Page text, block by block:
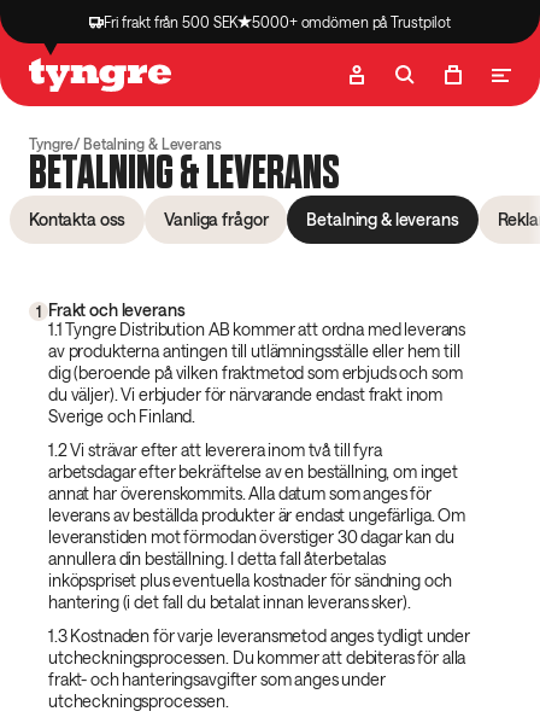
Fri frakt från 500 SEK 5000+ omdömen på Trustpilot
Butik Recept
Tyngre Betalning & Leverans
BETALNING & LEVERANS
Kontakta oss Vanliga frågor Betalning & leverans
1 Frakt och leverans
1.1 Tyngre Distribution AB kommer att ordna med leverans
av produkterna antingen till utlämningsställe eller hem till
dig (beroende på vilken fraktmetod som erbjuds och som
du väljer). Vi erbjuder för närvarande endast frakt inom
Sverige och Finland.
1.2 Vi strävar efter att leverera inom två till fyra
arbetsdagar efter bekräftelse av en beställning, om inget
annat har överenskommits. Alla datum som anges för
leverans av beställda produkter är endast ungefärliga. Om
leveranstiden mot förmodan överstiger 30 dagar kan du
annullera din beställning. I detta fall återbetalas
inköpspriset plus eventuella kostnader för sändning och
hantering (i det fall du betalat innan leverans sker).
1.3 Kostnaden för varje leveransmetod anges tydligt under
utcheckningsprocessen. Du kommer att debiteras för alla
frakt- och hanteringsavgifter som anges under
utcheckningsprocessen.